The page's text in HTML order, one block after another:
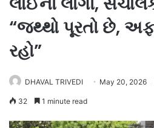
“જથ્થો પૂરતો છે,
રહો”
DHAVAL TRIVEDI May 20, 2026
32 1 minute read